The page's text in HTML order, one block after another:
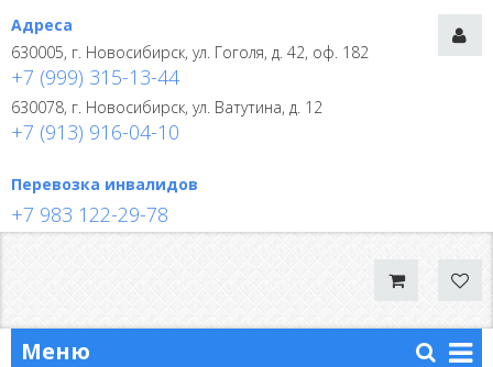
Адреса
630005, г. Новосибирск, ул. Гоголя, д. 42, оф. 182
+7 (999) 315-13-44
630078, г. Новосибирск, ул. Ватутина, д. 12
+7 (913) 916-04-10
Перевозка инвалидов
+7 983 122-29-78
Меню